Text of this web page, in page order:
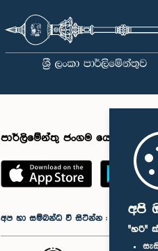
අපි
"හරි"
පාර්ලිමේන්තු ජංගම යෙදුම
අප හා සම්බන්ධ වී සිටින්න :